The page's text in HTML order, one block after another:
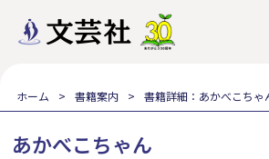
ホーム 書籍案内 書籍詳細：あかべこちゃ
あかべこちゃん